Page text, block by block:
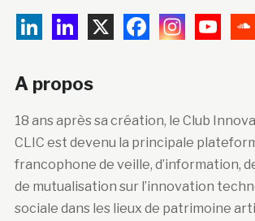
A propos
18 ans après sa création, le Club
CLIC est devenu la principale
francophone de veille, d’information,
de mutualisation sur l’innovation
sociale dans les lieux de patrimoine